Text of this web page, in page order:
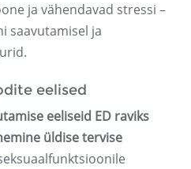
ja vähendavad stressi –
saavutamisel ja
eelised
eeliseid ED raviks
üldise tervise